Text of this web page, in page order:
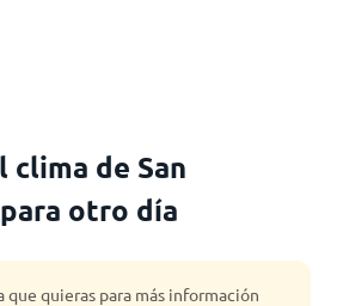
clima de San
otro día
que quieras para más información